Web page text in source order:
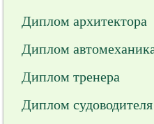
Диплом архитектора
Диплом
Диплом тренера
Диплом судоводителя